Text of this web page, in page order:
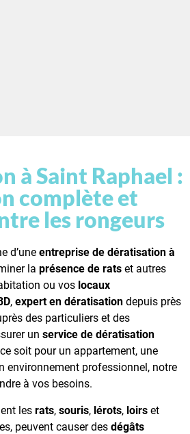
à Saint Raphael :
complète et
les rongeurs
d’une entreprise de dératisation à
la présence de rats et autres
ou vos locaux
, expert en dératisation depuis près
des particuliers et des
un service de dératisation
soit pour un appartement, une
environnement professionnel, notre
à vos besoins.
les rats, souris, lérots, loirs et
peuvent causer des dégâts